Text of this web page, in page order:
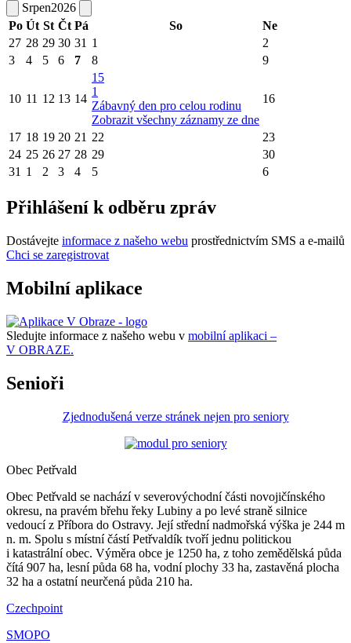
Srpen2026
Po Út St Čt Pá So
Ne
27 28 29 30 31 1
2
3
4 5 6 7 8 9
10 11 12 13 14
15
1
Zábavný den pro celou rodinu
Zobrazit všechny záznamy ze dne
16
17 18 19 20 21 22
23
24 25 26 27 28 29
30
31 1 2 3 4 5 6
Přihlášení k odběru zpráv
Dostávejte informace z našeho webu prostřednictvím SMS a e-mailů
Chci se zaregistrovat
Mobilní aplikace
Sledujte informace z našeho webu v mobilní aplikaci –
V OBRAZE.
Senioři
Zjednodušená verze stránek nejen pro seniory
Obec Petřvald
Obec Petřvald se nachází v severovýchodní části novojičínského
okresu, na pravém břehu řeky Lubiny a po levé straně silnice
vedoucí z Příbora do Ostravy. Její střední nadmořská výška je 244 m
n. m. Spolu s místní částí Petřvaldík tvoří jednu politickou
i katastrální obec. Výměra obce je 1250 ha, z toho zemědělská půda
čítá 907 ha, lesní půda 68 ha, vodní plochy 33 ha, zastavěná plocha
32 ha a ostatní neurčená půda 210 ha.
Czechpoint
SMOPO